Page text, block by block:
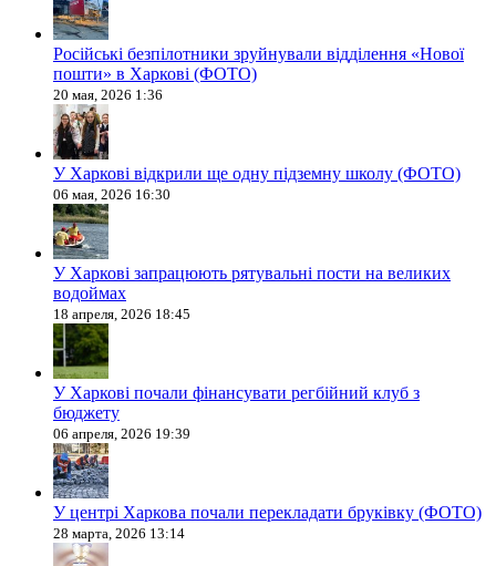
Російські безпілотники зруйнували відділення «Нової
пошти» в Харкові (ФОТО)
20 мая, 2026 1:36
У Харкові відкрили ще одну підземну школу (ФОТО)
06 мая, 2026 16:30
У Харкові запрацюють рятувальні пости на великих
водоймах
18 апреля, 2026 18:45
У Харкові почали фінансувати регбійний клуб з
бюджету
06 апреля, 2026 19:39
У центрі Харкова почали перекладати бруківку (ФОТО)
28 марта, 2026 13:14